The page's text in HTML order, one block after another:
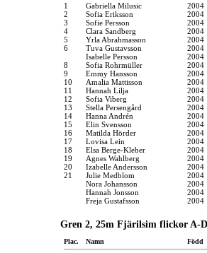
1 Gabriella Milusic
2004
2
Sofia Eriksson
2004
3
Sofie Persson
2004
4
Clara Sandberg
2004
5
Yrla Abrahmasson
2004
6
Tuva Gustavsson
2004
Isabelle Persson
2004
8
Sofia Rohrmüller
2004
9
Emmy Hansson
2004
10
Amalia Mattisson
2004
11
Hannah Lilja
2004
12
Sofia Viberg
2004
13
Stella Persengård
2004
14
Hanna Andrén
2004
15
Elin Svensson
2004
16
Matilda Hörder
2004
17
Lovisa Lein
2004
18
Elsa Berge-Kleber
2004
19
Agnes Wahlberg
2004
20
Izabelle Andersson
2004
21
Julie Medblom
2004
Nora Johansson
2004
Hannah Jonsson
2004
Freja Gustafsson
2004
Gren 2, 25m Fjärilsim flickor A-
Plac. Namn Född